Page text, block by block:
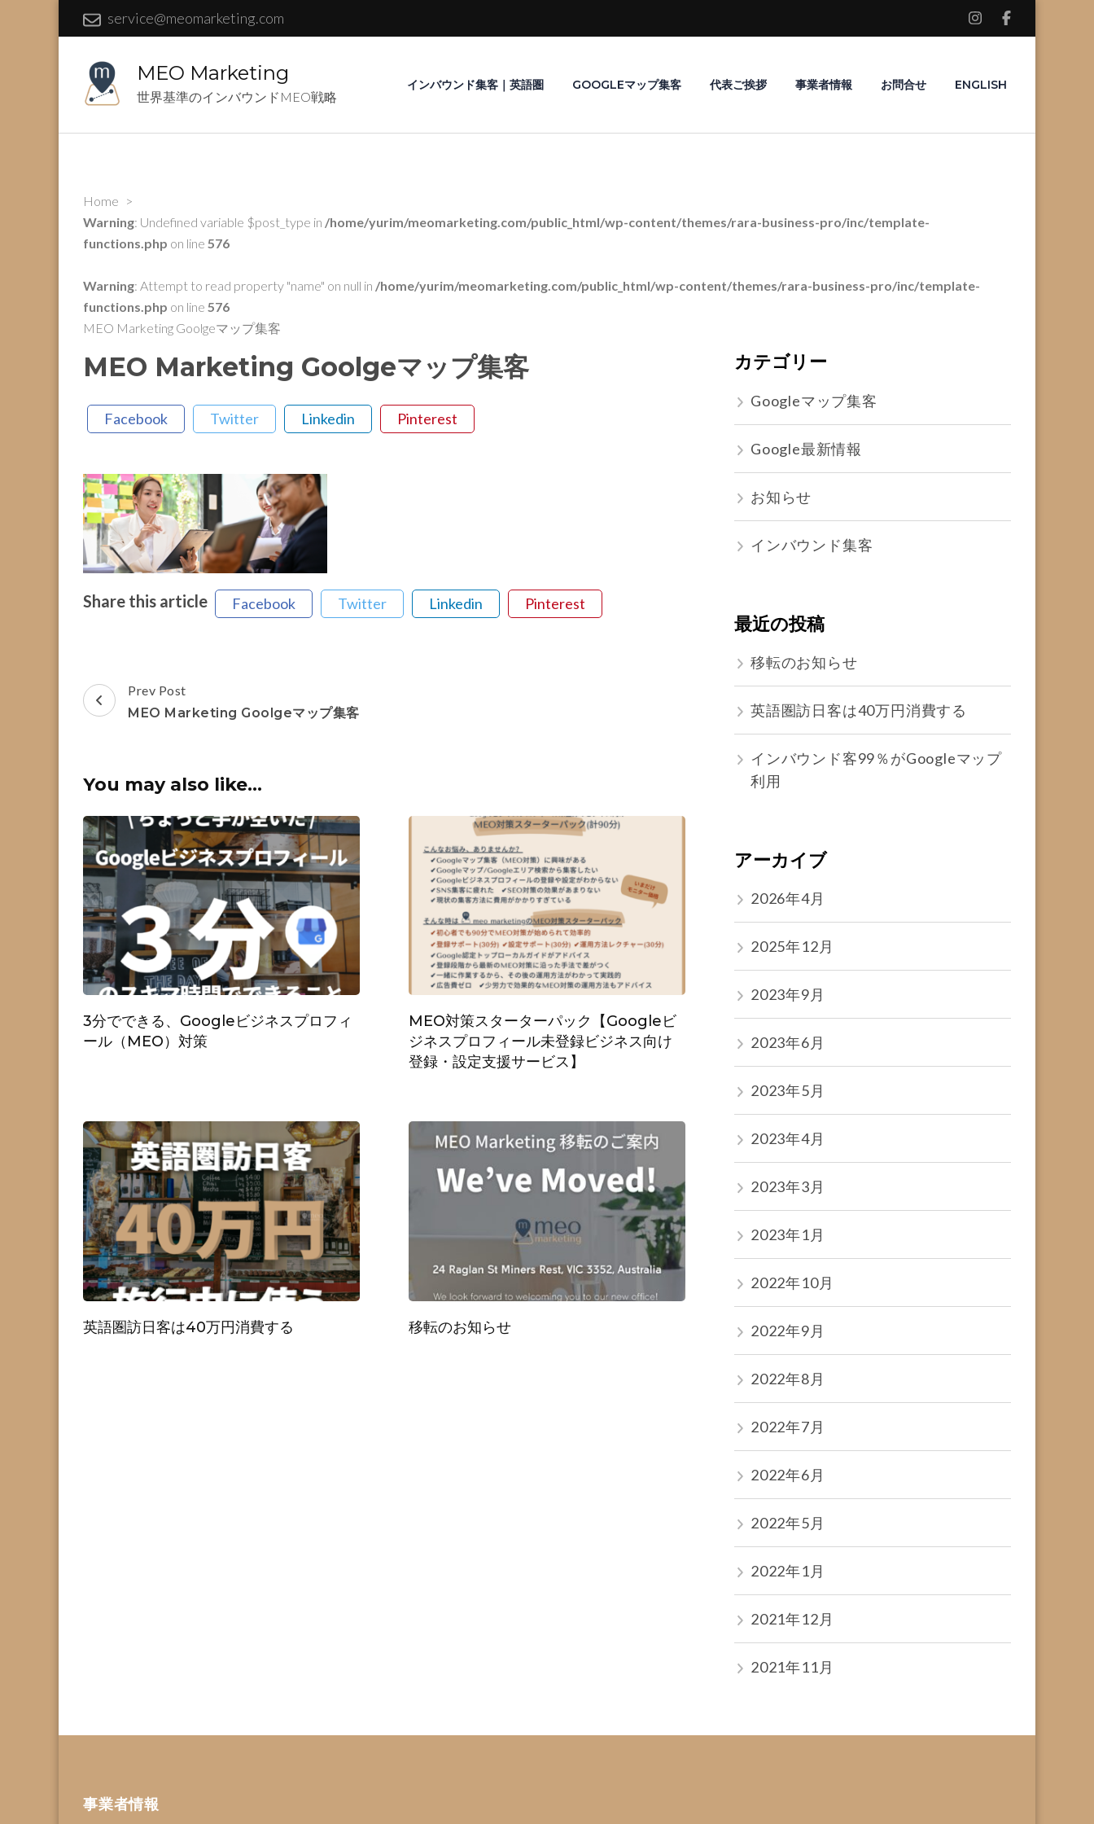
service@meomarketing.com
MEO Marketing
世界基準のインバウンドMEO戦略
インバウンド集客｜英語圏 GOOGLEマップ集客 代表ご挨拶 事業者情報 お問合せ ENGLISH
Home >
Warning: Undefined variable $post_type in /home/yurim/meomarketing.com/public_html/wp-content/themes/rara-business-pro/inc/template-
functions.php on line 576
Warning: Attempt to read property "name" on null in /home/yurim/meomarketing.com/public_html/wp-content/themes/rara-business-pro/inc/template-
functions.php on line 576
MEO Marketing Goolgeマップ集客
MEO Marketing Goolgeマップ集客
Facebook Twitter Linkedin Pinterest
Share this article Facebook Twitter Linkedin Pinterest
Post
Navigation
Prev Post
MEO Marketing Goolgeマップ集客
You may also like...
3分でできる、Googleビジネスプロフィ
ール（MEO）対策
MEO対策スターターパック【Googleビ
ジネスプロフィール未登録ビジネス向け
登録・設定支援サービス】
英語圏訪日客は40万円消費する 移転のお知らせ
カテゴリー
Googleマップ集客
Google最新情報
お知らせ
インバウンド集客
最近の投稿
移転のお知らせ
英語圏訪日客は40万円消費する
インバウンド客99％がGoogleマップ
利用
アーカイブ
2026年4月
2025年12月
2023年9月
2023年6月
2023年5月
2023年4月
2023年3月
2023年1月
2022年10月
2022年9月
2022年8月
2022年7月
2022年6月
2022年5月
2022年1月
2021年12月
2021年11月
事業者情報